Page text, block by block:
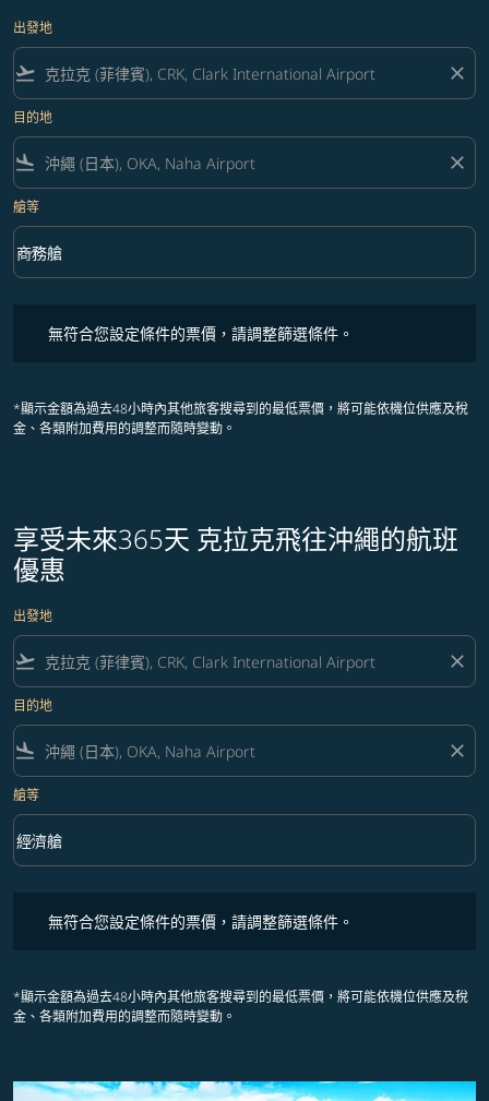
出發地
flight_takeoff close
目的地
flight_land close
艙等
艙等 option 商務艙 Selected
商務艙
keyboard_arrow_down
無符合您設定條件的票價，請調整篩選條件。
*顯示金額為過去48小時內其他旅客搜尋到的最低票價，將可能依機位供應及稅
金、各類附加費用的調整而隨時變動。
享受未來365天 克拉克飛往沖繩的航班
優惠
出發地
flight_takeoff close
目的地
flight_land close
艙等
艙等 option 經濟艙 Selected
經濟艙
keyboard_arrow_down
無符合您設定條件的票價，請調整篩選條件。
*顯示金額為過去48小時內其他旅客搜尋到的最低票價，將可能依機位供應及稅
金、各類附加費用的調整而隨時變動。